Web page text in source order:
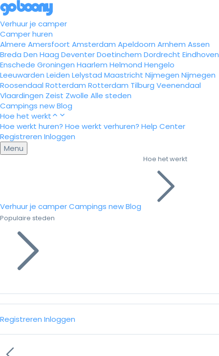
Verhuur je camper
Camper huren
Almere Amersfoort Amsterdam Apeldoorn Arnhem Assen
Breda Den Haag DeventerDoetinchem Dordrecht Eindhoven
Enschede Groningen Haarlem Helmond Hengelo
Leeuwarden Leiden Lelystad Maastricht Nijmegen Nijmegen
Roosendaal Rotterdam Rotterdam Tilburg Veenendaal
Vlaardingen Zeist Zwolle Alle steden
Campings newBlog
Hoe het werkt
Hoe werkt huren? Hoe werkt verhuren? Help Center
Registreren Inloggen
Menu
Verhuur je camperCampings newBlog
Hoe het werkt
Populaire steden
Registreren Inloggen